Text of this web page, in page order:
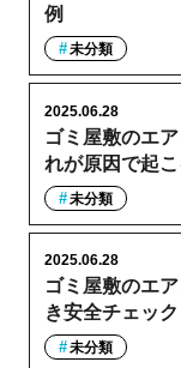
例
未分類
ゴミ屋敷のエ
れが原因で起
2025.06.28
未分類
ゴミ屋敷のエ
き安全チェッ
2025.06.28
未分類